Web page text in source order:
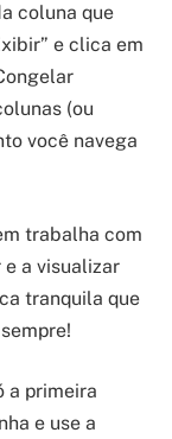
coluna que
e clica em
(ou
você navega
trabalha com
a visualizar
tranquila que
a primeira
e use a